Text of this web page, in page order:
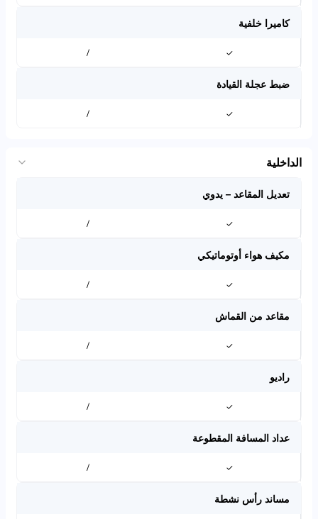
كاميرا خلفية
✓
/
ضبط عجلة القيادة
✓
/
الداخلية
تعديل المقاعد – يدوي
✓
/
مكيف هواء أوتوماتيكي
✓
/
مقاعد من القماش
✓
/
راديو
✓
/
عداد المسافة المقطوعة
✓
/
مساند رأس نشطة